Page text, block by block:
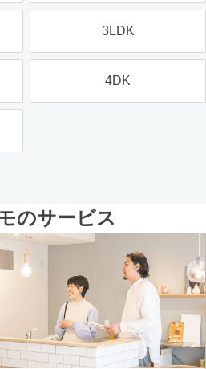
3LDK
4DK
のサービス